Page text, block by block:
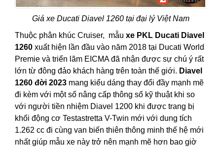
Giá xe Ducati Diavel 1260 tại đại lý Việt Nam
Thuộc phân khúc Cruiser, mẫu xe PKL Ducati Diavel
1260 xuất hiện lần đầu vào năm 2018 tại Ducati World
Premie và triển lãm EICMA đã nhận được sự chú ý rất
lớn từ đông đảo khách hàng trên toàn thế giới. Diavel
1260 đời 2023 mang kiểu dáng thay đổi đầy mạnh mẽ
đi kèm với một số nâng cấp thông số kỹ thuật khi so
với người tiền nhiệm Diavel 1200 khi được trang bị
khối động cơ Testastretta V-Twin mới với dung tích
1.262 cc đi cùng van biến thiên thông minh thế hệ mới
nhất giúp mẫu xe này trở nên mạnh mẽ hơn bao giờ